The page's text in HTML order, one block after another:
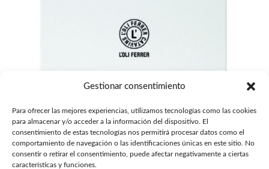
Gestionar consentimiento
Para ofrecer las mejores experiencias, utilizamos tecnologías como las cookies
para almacenar y/o acceder a la información del dispositivo. El
consentimiento de estas tecnologías nos permitirá procesar datos como el
comportamiento de navegación o las identificaciones únicas en este sitio. No
consentir o retirar el consentimiento, puede afectar negativamente a ciertas
características y funciones.